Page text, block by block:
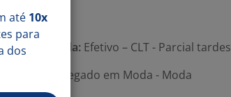
1
e Jornada: Efetivo – CLT - Parcial tardes
Encarregado em Moda - Moda
até 10x
para
dos